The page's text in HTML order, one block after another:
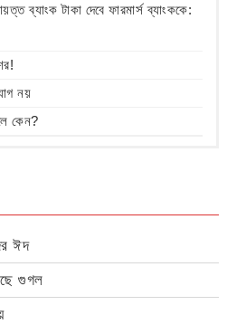
ব্যাংক টাকা দেবে ফারমার্স ব্যাংককে:
নয়
কেন?
ঈদ
গুগল